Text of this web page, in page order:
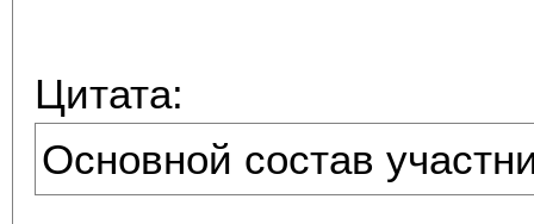
Цитата:
Основной состав